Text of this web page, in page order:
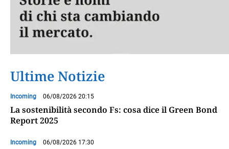
Ultime Notizie
Incoming 06/08/2026 20:15
La sostenibilità secondo Fs: cosa dice il Green Bond
Report 2025
Incoming 06/08/2026 17:30